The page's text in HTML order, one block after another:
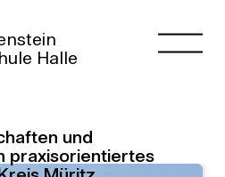
Halle
und
praxisorientiertes